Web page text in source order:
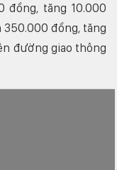
đồng, tăng 10.000
đồng, tăng
đường giao thông